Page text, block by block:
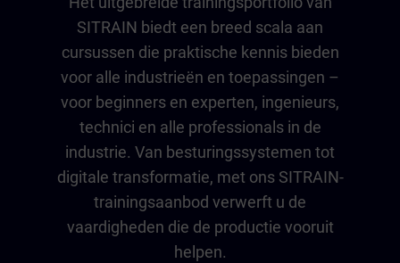
SITRAIN biedt een breed scala aan
cursussen die praktische kennis bieden
voor alle industrieën en toepassingen –
voor beginners en experten, ingenieurs,
technici en alle professionals in de
industrie. Van besturingssystemen tot
digitale transformatie, met ons SITRAIN-
trainingsaanbod verwerft u de
vaardigheden die de productie vooruit
helpen.